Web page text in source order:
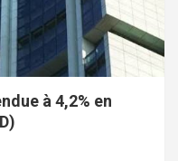
à 4,2% en